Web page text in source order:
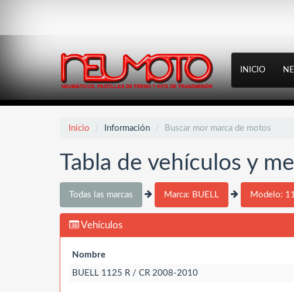
INICIO
Inicio Información Buscar mor marca de motos
Tabla de vehículos y
Todas las marcas Marca: BUELL Modelo:
Vehículos
Nombre
BUELL 1125 R / CR 2008-2010